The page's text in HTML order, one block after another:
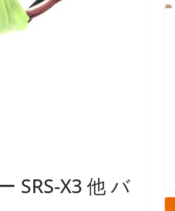
SRS-X3 他 バ